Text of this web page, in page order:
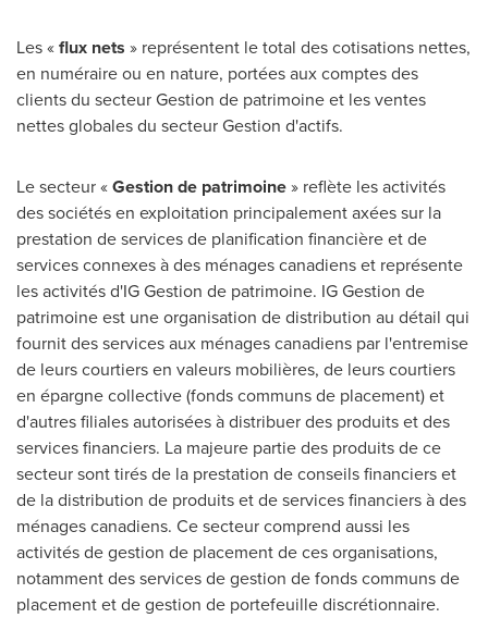
Les «flux nets » représentent le total des cotisations nettes,
en numéraire ou en nature, portées aux comptes des
clients du secteurGestion de patrimoine et les ventes
nettes globales du secteur Gestion d'actifs.
Le secteur «Gestion de patrimoine» reflète les activités
des sociétés en exploitation principalement axées sur la
prestation de services de planification financière et de
services connexes à des ménages canadiens et représente
les activités d'IG Gestion de patrimoine. IG Gestion de
patrimoine est une organisation de distribution au détail qui
fournit des services aux ménages canadiens par l'entremise
de leurs courtiers en valeurs mobilières, de leurs courtiers
en épargne collective (fonds communs de placement) et
d'autres filiales autorisées à distribuer des produits et des
services financiers. La majeure partie des produits de ce
secteur sont tirés de la prestation de conseils financiers et
de la distribution de produits et de services financiers à des
ménages canadiens. Ce secteur comprend aussi les
activités de gestion de placement de ces organisations,
notamment des services de gestion de fonds communs de
placement et de gestion de portefeuille discrétionnaire.